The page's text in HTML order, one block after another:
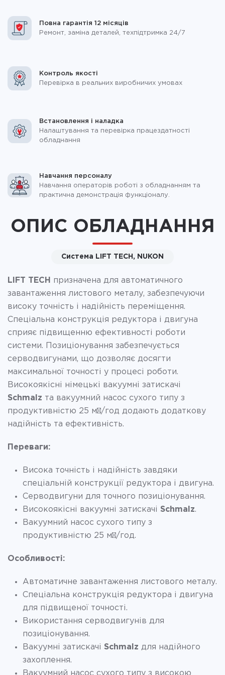
Повна гарантія 12 місяців
Ремонт, заміна деталей, техпідтримка 24/7
Контроль якості
Перевірка в реальних виробничих умовах
Встановлення і наладка
Налаштування та перевірка працездатності
обладнання
Навчання персоналу
Навчання операторів роботі з обладнанням та
практична демонстрація функціоналу.
ОПИС ОБЛАДНАННЯ
Система LIFT TECH, NUKON
LIFT TECH
призначена для автоматичного
завантаження листового металу, забезпечуючи
високу точність і надійність переміщення.
Спеціальна конструкція редуктора і двигуна
сприяє підвищенню ефективності роботи
системи. Позиціонування забезпечується
серводвигунами, що дозволяє досягти
максимальної точності у процесі роботи.
Високоякісні німецькі вакуумні затискачі
Schmalz та вакуумний насос сухого типу з
продуктивністю 25 м³/год додають додаткову
надійність та ефективність.
Переваги:
Висока точність і надійність завдяки
спеціальній конструкції редуктора і двигуна.
Серводвигуни для точного позиціонування.
Високоякісні вакуумні затискачі Schmalz.
Вакуумний насос сухого типу з
продуктивністю 25 м³/год.
Особливості:
Автоматичне завантаження листового металу.
Спеціальна конструкція редуктора і двигуна
для підвищеної точності.
Використання серводвигунів для
позиціонування.
Вакуумні затискачі Schmalz для надійного
захоплення.
Вакуумний насос сухого типу з високою